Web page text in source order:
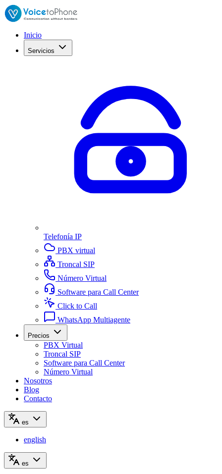
Inicio
Servicios
Telefonía IP
PBX virtual
Troncal SIP
Número Virtual
Software para Call Center
Click to Call
WhatsApp Multiagente
Precios
PBX Virtual
Troncal SIP
Software para Call Center
Número Virtual
Nosotros
Blog
Contacto
es
english
es